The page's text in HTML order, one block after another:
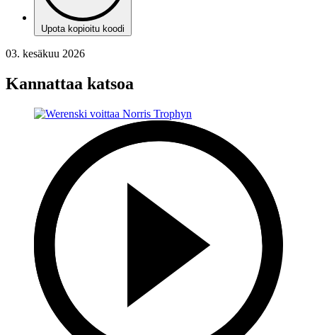
Upota kopioitu koodi
03. kesäkuu 2026
Kannattaa katsoa